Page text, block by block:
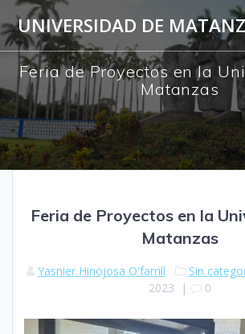
to
content
UNIVERSIDAD DE
Feria de Proyectos en la
Matanzas
Feria de Proyectos en la
Matanzas
Yasnier Hinojosa O'farrill Sin
2023 | 0